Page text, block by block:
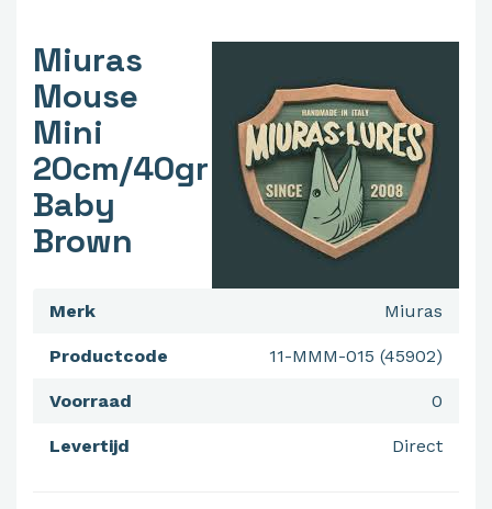
Miuras
Mouse
Mini
20cm/40gr
Baby
Brown
Miuras
Merk
11-MMM-015 (45902)
Productcode
0
Voorraad
Direct
Levertijd